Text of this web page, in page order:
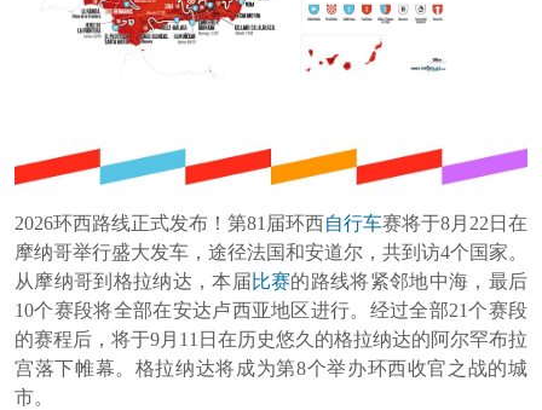
2026环西路线正式发布！第81届环西自行车赛将于8月22日在
摩纳哥举行盛大发车，途径法国和安道尔，共到访4个国家。
从摩纳哥到格拉纳达，本届比赛的路线将紧邻地中海，最后
10个赛段将全部在安达卢西亚地区进行。经过全部21个赛段
的赛程后，将于9月11日在历史悠久的格拉纳达的阿尔罕布拉
宫落下帷幕。格拉纳达将成为第8个举办环西收官之战的城
市。